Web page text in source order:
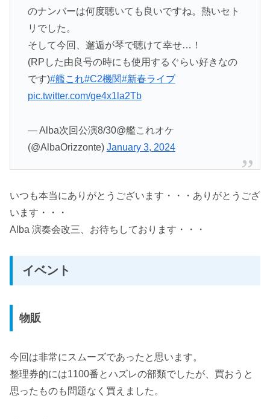
のナンバーは何度聴いても良いですね。熱いセト
リでした。
そして今回、邂逅が琴で聴けて幸せ…！
(RPした由良号の時にも使用するぐらい好きなの
です)#艦これ#C2機関#新春ライブ
pic.twitter.com/ge4x1la2Tb
— Alba次回公演8/30@艦これオケ
(@AlbaOrizzonte) January 3, 2024
いつも本当にありがとうございます・・・ありがとうござ
います・・・
Alba 演奏会改三、お待ちしております・・・
イベント
物販
今回は非常にスムーズであったと思います。
整理券的には1100番とハズレの部類でしたが、買おうと
思ったものも問題なく買えました。